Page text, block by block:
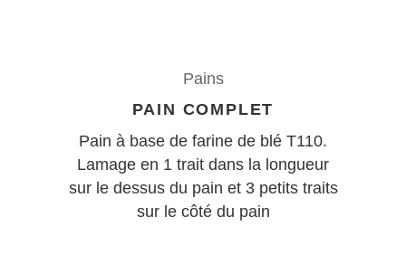
Pains
PAIN COMPLET
Pain à base de farine de blé T110.
Lamage en 1 trait dans la longueur
sur le dessus du pain et 3 petits traits
sur le côté du pain